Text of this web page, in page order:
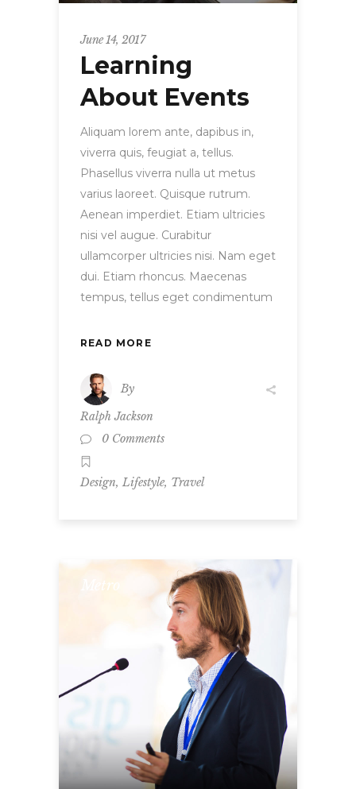
June 14, 2017
Learning
About Events
Aliquam lorem ante, dapibus in,
viverra quis, feugiat a, tellus.
Phasellus viverra nulla ut metus
varius laoreet. Quisque rutrum.
Aenean imperdiet. Etiam ultricies
nisi vel augue. Curabitur
ullamcorper ultricies nisi. Nam eget
dui. Etiam rhoncus. Maecenas
tempus, tellus eget condimentum
READ MORE
By
Ralph Jackson
0 Comments
Design,Lifestyle, Travel
Metro